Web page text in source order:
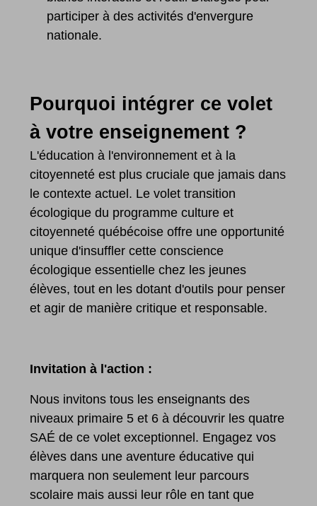
participer à des activités d'envergure
nationale.
Pourquoi intégrer ce volet
à votre enseignement ?
L'éducation à l'environnement et à la
citoyenneté est plus cruciale que jamais dans
le contexte actuel. Le volet transition
écologique du programme culture et
citoyenneté québécoise offre une opportunité
unique d'insuffler cette conscience
écologique essentielle chez les jeunes
élèves, tout en les dotant d'outils pour penser
et agir de manière critique et responsable.
Invitation à l'action :
Nous invitons tous les enseignants des
niveaux primaire 5 et 6 à découvrir les quatre
SAÉ de ce volet exceptionnel. Engagez vos
élèves dans une aventure éducative qui
marquera non seulement leur parcours
scolaire mais aussi leur rôle en tant que